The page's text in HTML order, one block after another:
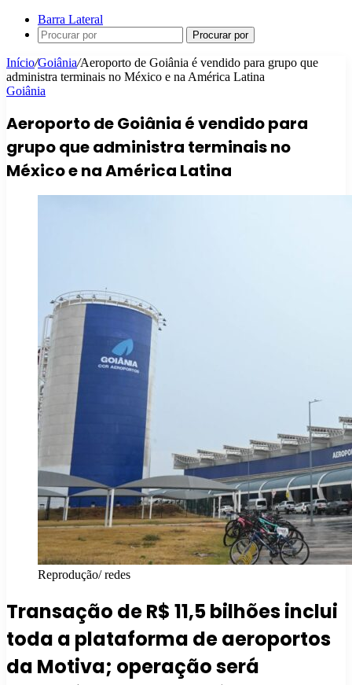
Barra Lateral
Procurar por
Início/Goiânia/Aeroporto de Goiânia é vendido para grupo que
administra terminais no México e na América Latina
Goiânia
Aeroporto de Goiânia é vendido para
grupo que administra terminais no
México e na América Latina
Reprodução/ redes
Transação de R$ 11,5 bilhões inclui
toda a plataforma de aeroportos
da Motiva; operação será